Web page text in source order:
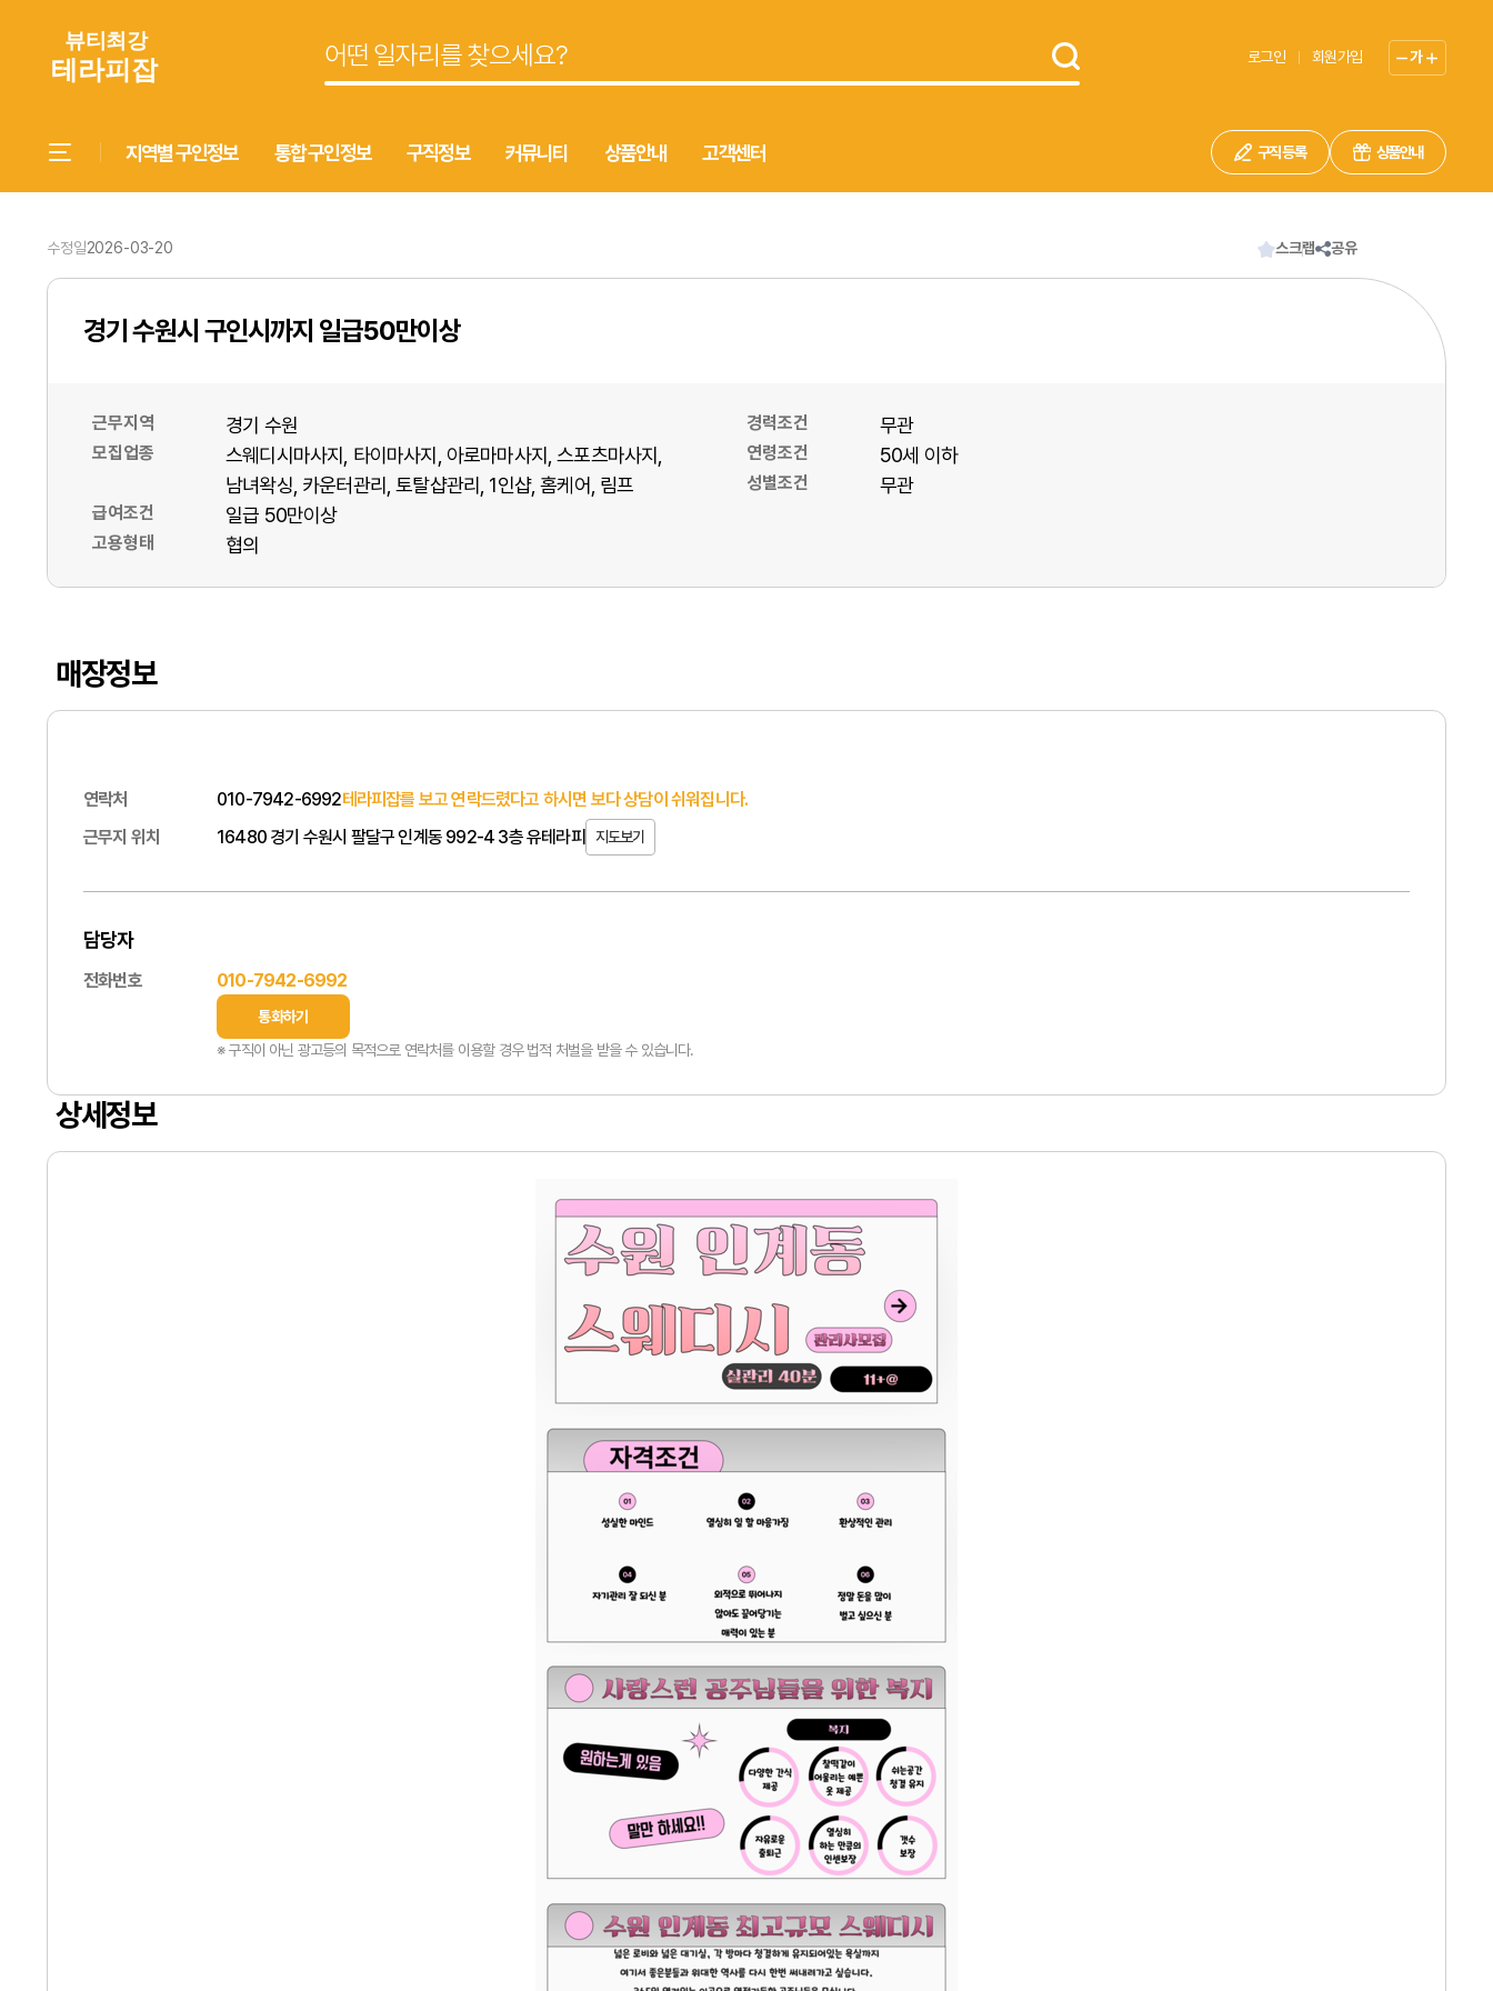
로그인 회원가입 가
지역별 구인정보 통합 구인정보 구직정보 커뮤니티 상품안내 고객센터 구직 등록 상품안내
수정일2026-03-20 스크랩 공유
경기 수원시 구인시까지 일급50만이상
근무지역 경기 수원
모집업종 스웨디시마사지 타이마사지 아로마마사지 스포츠마사지
남녀왁싱 카운터관리 토탈샵관리 1인샵 홈케어 림프
급여조건 일급 50만이상
고용형태 협의
경력조건 무관
연령조건 50세 이하
성별조건 무관
매장정보
연락처 010-7942-6992테라피잡를 보고 연락드렸다고 하시면 보다 상담이 쉬워집니다.
근무지 위치
16480 경기 수원시 팔달구 인계동 992-4 3층 유테라피 지도보기
담당자
전화번호 010-7942-6992
통화하기
※ 구직이 아닌 광고등의 목적으로 연락처를 이용할 경우 법적 처벌을 받을 수 있습니다.
상세정보